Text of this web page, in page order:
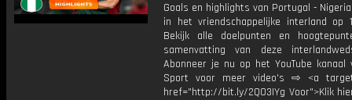
Goals en highlights van Portugal -
in het vriendschappelijke interland op
Bekijk alle doelpunten en
samenvatting van deze
Abonneer je nu op het YouTube kanaal
Sport voor meer video's ⇨ <a
href="http://bit.ly/2Q03IYg Voor">Klik